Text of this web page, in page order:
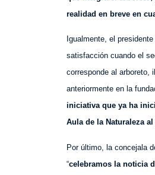
realidad en breve en
Igualmente, el
satisfacción cuando el
corresponde al arboreto,
anteriormente en la
iniciativa que ya ha
Aula de la Naturaleza
Por último, la concejala
“celebramos la noticia